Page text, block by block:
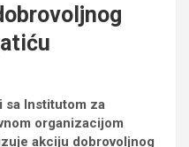
sa Institutom za
organizacijom
akciju dobrovoljnog